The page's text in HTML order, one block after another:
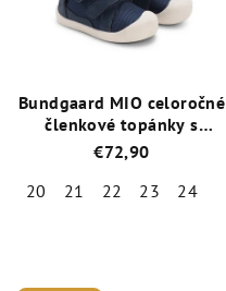
Bundgaard MIO celoročné
členkové topánky s
membránou / BG101227-
€72,90
20
21 22 23
24